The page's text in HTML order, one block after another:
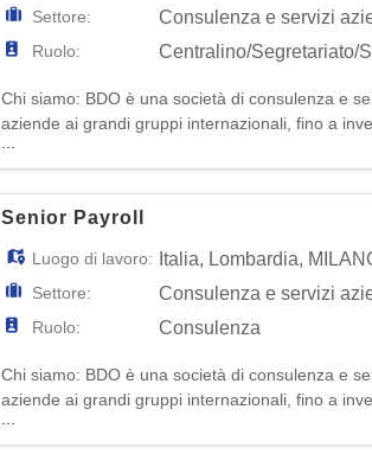
Settore: Consulenza e servizi
Ruolo: Centralino/Segretariato/
Chi siamo: BDO è una società di consulenza e
aziende ai grandi gruppi internazionali, fino a
professionisti in Italia, la nostra azienda offre
Senior Payroll
Luogo di lavoro: Italia, Lombardia,
Settore: Consulenza e servizi
Ruolo: Consulenza
Chi siamo: BDO è una società di consulenza e
aziende ai grandi gruppi internazionali, fino a
professionisti in Italia, la nostra azienda offre